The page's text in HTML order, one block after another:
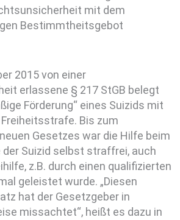
mit dem
Bestimmtheitsgebot
2015 von einer
erlassene § 217 StGB belegt
Förderung“ eines Suizids mit
Bis zum
Gesetzes war die Hilfe beim
der Suizid selbst straffrei, auch
z.B. durch einen qualifizierten
geleistet wurde. „Diesen
hat der Gesetzgeber in
missachtet“, heißt es dazu in